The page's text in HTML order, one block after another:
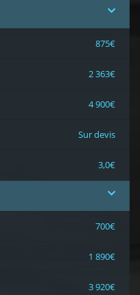
875€
2 363€
4 900€
Sur devis
3,0€
700€
1 890€
3 920€